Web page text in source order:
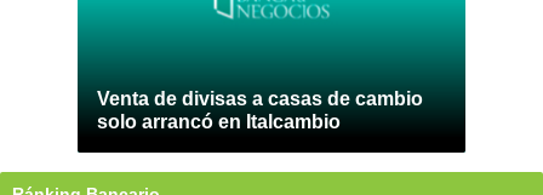
Venta de divisas a casas de cambio
solo arrancó en Italcambio